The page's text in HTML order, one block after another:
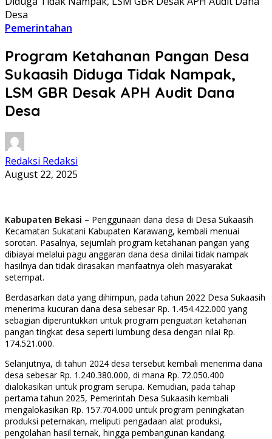
Desa
Pemerintahan
Program Ketahanan Pangan Desa
Sukaasih Diduga Tidak Nampak,
LSM GBR Desak APH Audit Dana
Desa
Redaksi Redaksi
August 22, 2025
Kabupaten Bekasi – Penggunaan dana desa di Desa Sukaasih
Kecamatan Sukatani Kabupaten Karawang, kembali menuai
sorotan. Pasalnya, sejumlah program ketahanan pangan yang
dibiayai melalui pagu anggaran dana desa dinilai tidak nampak
hasilnya dan tidak dirasakan manfaatnya oleh masyarakat
setempat.
Berdasarkan data yang dihimpun, pada tahun 2022 Desa Sukaasih
menerima kucuran dana desa sebesar Rp. 1.454.422.000 yang
sebagian diperuntukkan untuk program penguatan ketahanan
pangan tingkat desa seperti lumbung desa dengan nilai Rp.
174.521.000.
Selanjutnya, di tahun 2024 desa tersebut kembali menerima dana
desa sebesar Rp. 1.240.380.000, di mana Rp. 72.050.400
dialokasikan untuk program serupa. Kemudian, pada tahap
pertama tahun 2025, Pemerintah Desa Sukaasih kembali
mengalokasikan Rp. 157.704.000 untuk program peningkatan
produksi peternakan, meliputi pengadaan alat produksi,
pengolahan hasil ternak, hingga pembangunan kandang.